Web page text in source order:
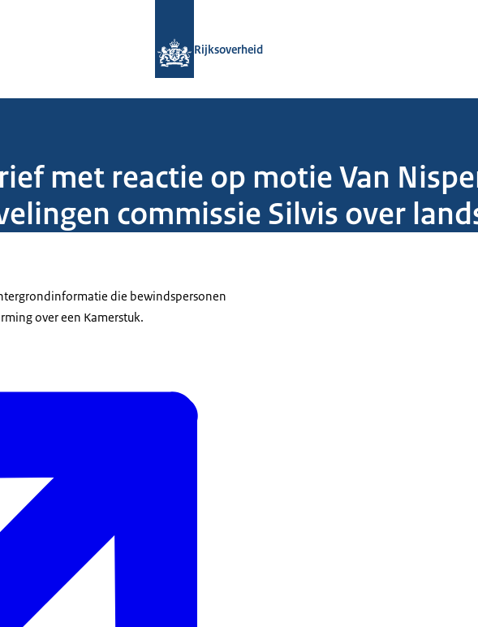
Rijksoverheid
met reactie op motie Van
commissie Silvis over
die bewindspersonen
over een Kamerstuk.